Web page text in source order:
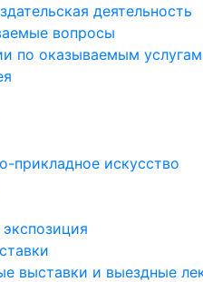
деятельность
вопросы
по оказываемым услугам
прикладное искусство
выставки и выездные